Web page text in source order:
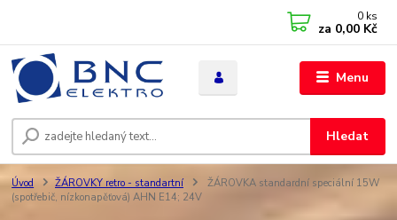
Menu
Hledat
0 ks
za 0,00 Kč
Úvod ŽÁROVKY retro - standartní
ŽÁROVKA standardní speciální 15W
(spotřebič, nízkonapěťová) AHN E14; 24V